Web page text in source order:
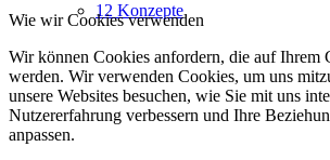
12 Konzepte
Wie wir Cookies verwenden
Wir können Cookies anfordern, die auf Ihrem
werden. Wir verwenden Cookies, um uns
unsere Websites besuchen, wie Sie mit uns
Nutzererfahrung verbessern und Ihre
anpassen.